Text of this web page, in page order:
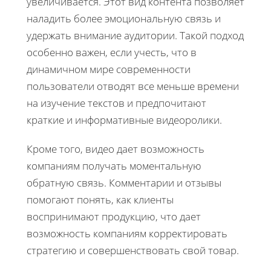
наладить более эмоциональную связь и
удержать внимание аудитории. Такой подход
особенно важен, если учесть, что в
динамичном мире современности
пользователи отводят все меньше времени
на изучение текстов и предпочитают
краткие и информативные видеоролики.
Кроме того, видео дает возможность
компаниям получать моментальную
обратную связь. Комментарии и отзывы
помогают понять, как клиенты
воспринимают продукцию, что дает
возможность компаниям корректировать
стратегию и совершенствовать свой товар.